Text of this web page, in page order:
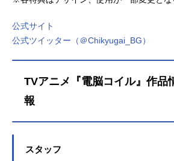
公式サイト
公式ツイッター（＠Chikyugai_BG）
TVアニメ『電脳コイル』作品
スタッフ